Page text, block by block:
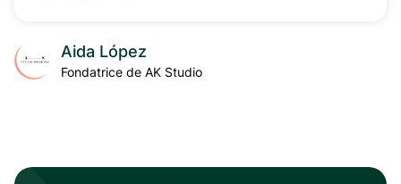
Aida López
Fondatrice de AK Studio